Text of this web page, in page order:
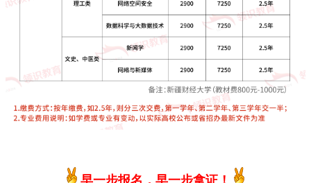
早一步报名，早一步拿证！